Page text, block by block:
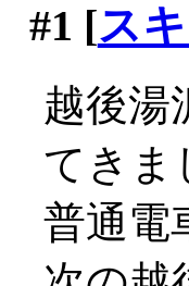
#1 [ス
越後湯
てきま
普通電